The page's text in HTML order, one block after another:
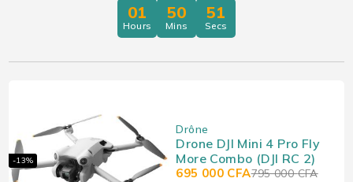
01
Hours
50
Mins
49
Secs
-13%
Drône
Drone DJI Mini 4 Pro Fly
More Combo (DJI RC 2)
795 000CFA
695 000 CFA